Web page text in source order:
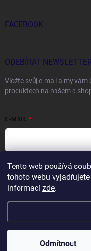
Tento web používá
tohoto webu
informací zde.
Odmítnout
FACEBOOK
ODEBÍRAT NEWSLETTER
Vložte svůj e-mail a my
produktech na našem e-
E-MAIL
Vložením e-mailu
Přihlásit se
Copyright 2026